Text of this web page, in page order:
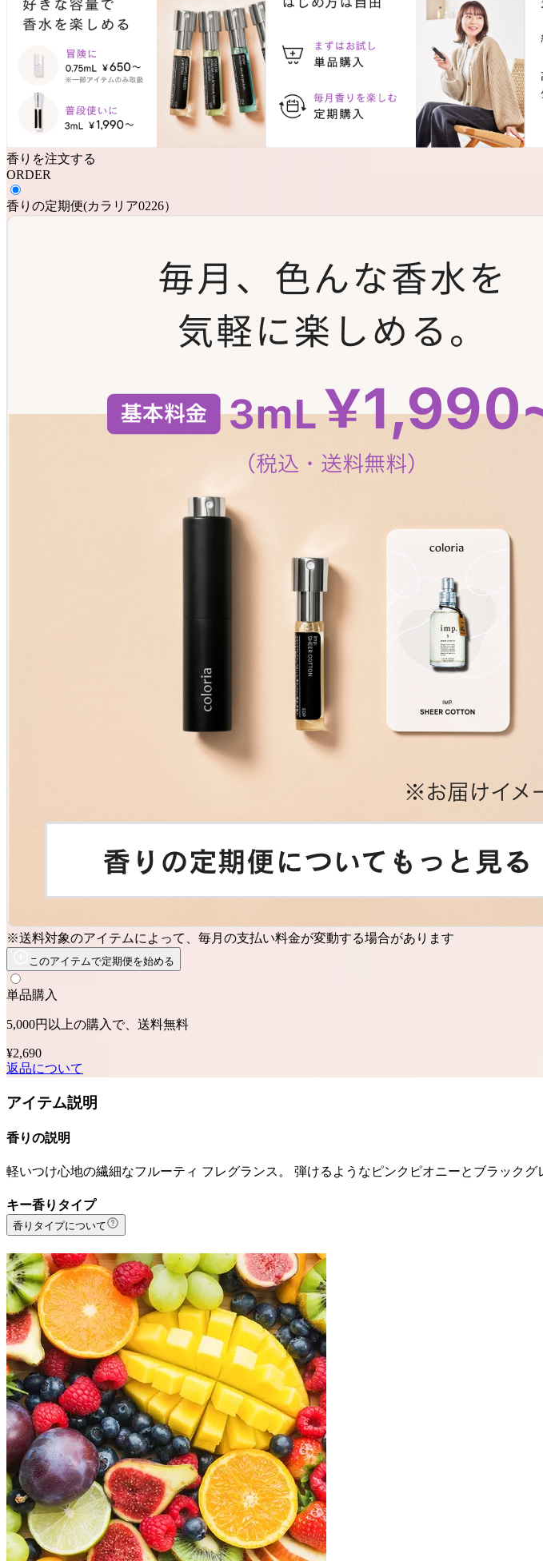
香りを注文する
ORDER
香りの定期便(カラリア0226）
※送料対象のアイテムによって、毎月の支払い料金が変動する場合があります
このアイテムで定期便を始める
単品購入
5,000円以上の購入で、送料無料
¥2,690
返品について
アイテム説明
香りの説明
軽いつけ心地の繊細なフルーティ フレグランス。 弾けるようなピンクピオニーとブラックグ
キー香りタイプ
香りタイプについて